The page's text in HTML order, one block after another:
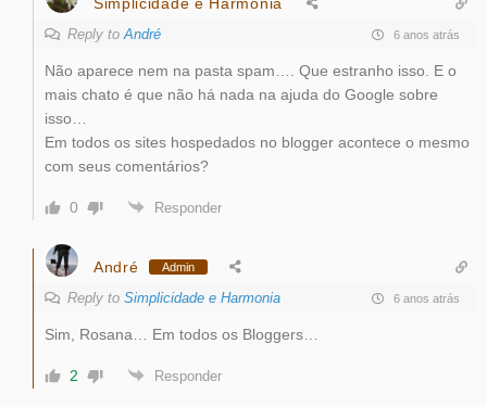
Reply toAndré 6 anos atrás
Não aparece nem na pasta spam…. Que estranho isso. E o
mais chato é que não há nada na ajuda do Google sobre
isso…
Em todos os sites hospedados no blogger acontece o mesmo
com seus comentários?
0 Responder
André Admin
Reply to Simplicidade e Harmonia 6 anos atrás
Sim, Rosana… Em todos os Bloggers…
2 Responder